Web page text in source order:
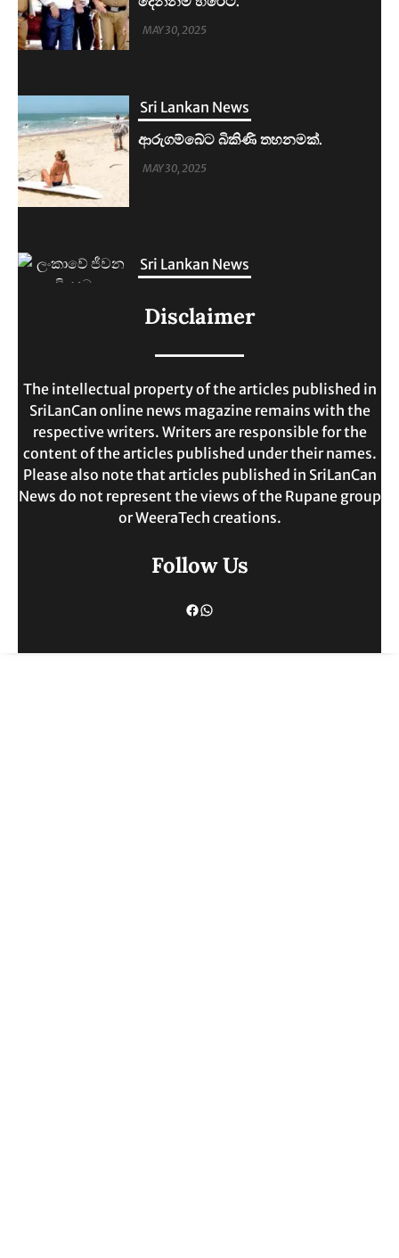
ආරුගම්බේට බිකිණි තහනමක්.
MAY 30, 2025
Sri Lankan News
ලංකාවේ ජීවන වියදම දෙගුණයකින්
ඉහළට.
Sri Lankan News
දෙන්නම හිරේට.
Disclaimer
The intellectual property of the articles published in
SriLanCan online news magazine remains with the
respective writers. Writers are responsible for the
content of the articles published under their names.
Please also note that articles published in SriLanCan
News do not represent the views of the Rupane group
or WeeraTech creations.
Follow Us
Facebook
WhatsApp